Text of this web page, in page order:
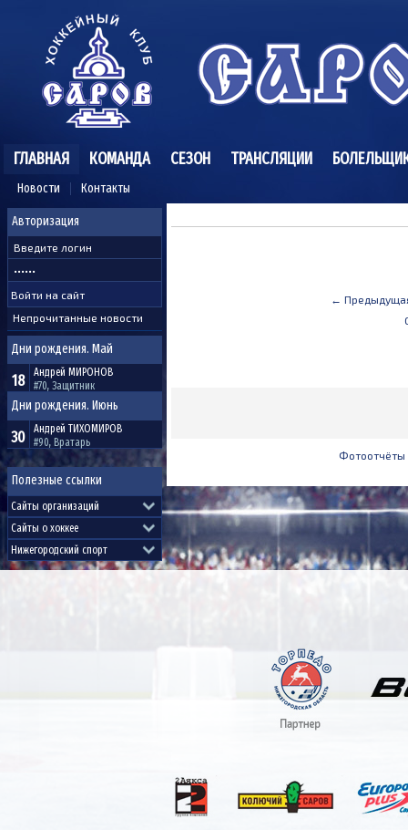
ГЛАВНАЯ
Новости Контакты
КОМАНДА СЕЗОН ТРАНСЛЯЦИИ
Авторизация
Непрочитанные новости
Дни рождения. Май
18 Андрей МИРОНОВ
#70, Защитник
Дни рождения. Июнь
30 Андрей ТИХОМИРОВ
#90, Вратарь
Полезные ссылки
←
Фотоотчёты